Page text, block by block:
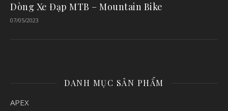
Dòng Xe Đạp MTB – Mountain Bike
07/05/2023
DANH MỤC SẢN PHẨM
APEX